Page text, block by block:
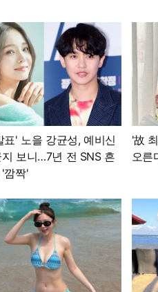
표' 노을 강균성, 예비신
보니…7년 전 SNS 흔
깜짝'
'故
오른